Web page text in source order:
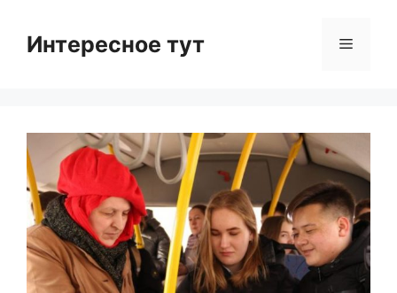
contentИнтересное тут Menu